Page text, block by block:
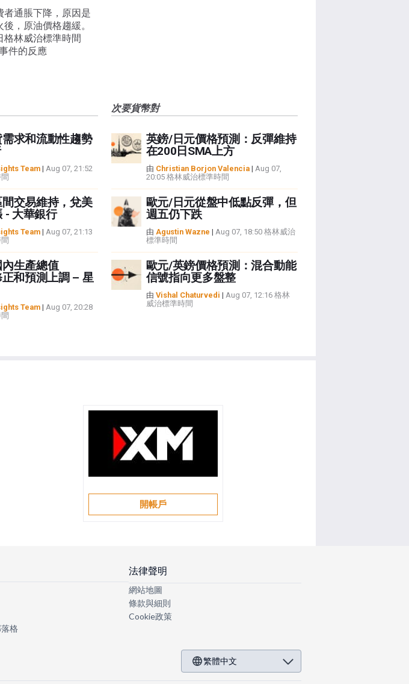
者通脹下降，原因是
，原油價格趨緩。
格林威治標準時間
件的反應
求和流動性趨勢
Team| Aug 07, 21:52
交易維持，兌美
- 大華銀行
Team| Aug 07, 21:13
生產總值
正和預測上調 – 星
Team| Aug 07, 20:28
次要貨幣對
英鎊/日元價格預測：反彈維持
在200日SMA上方
由 Christian Borjon Valencia| Aug 07,
20:05 格林威治標準時間
歐元/日元從盤中低點反彈，但
週五仍下跌
由 Agustin Wazne | Aug 07, 18:50 格林威治
標準時間
歐元/英鎊價格預測：混合動能
信號指向更多盤整
由 Vishal Chaturvedi | Aug 07, 12:16 格林
威治標準時間
開帳戶
格
法律聲明
網站地圖
條款與細則
Cookie政策
繁體中文